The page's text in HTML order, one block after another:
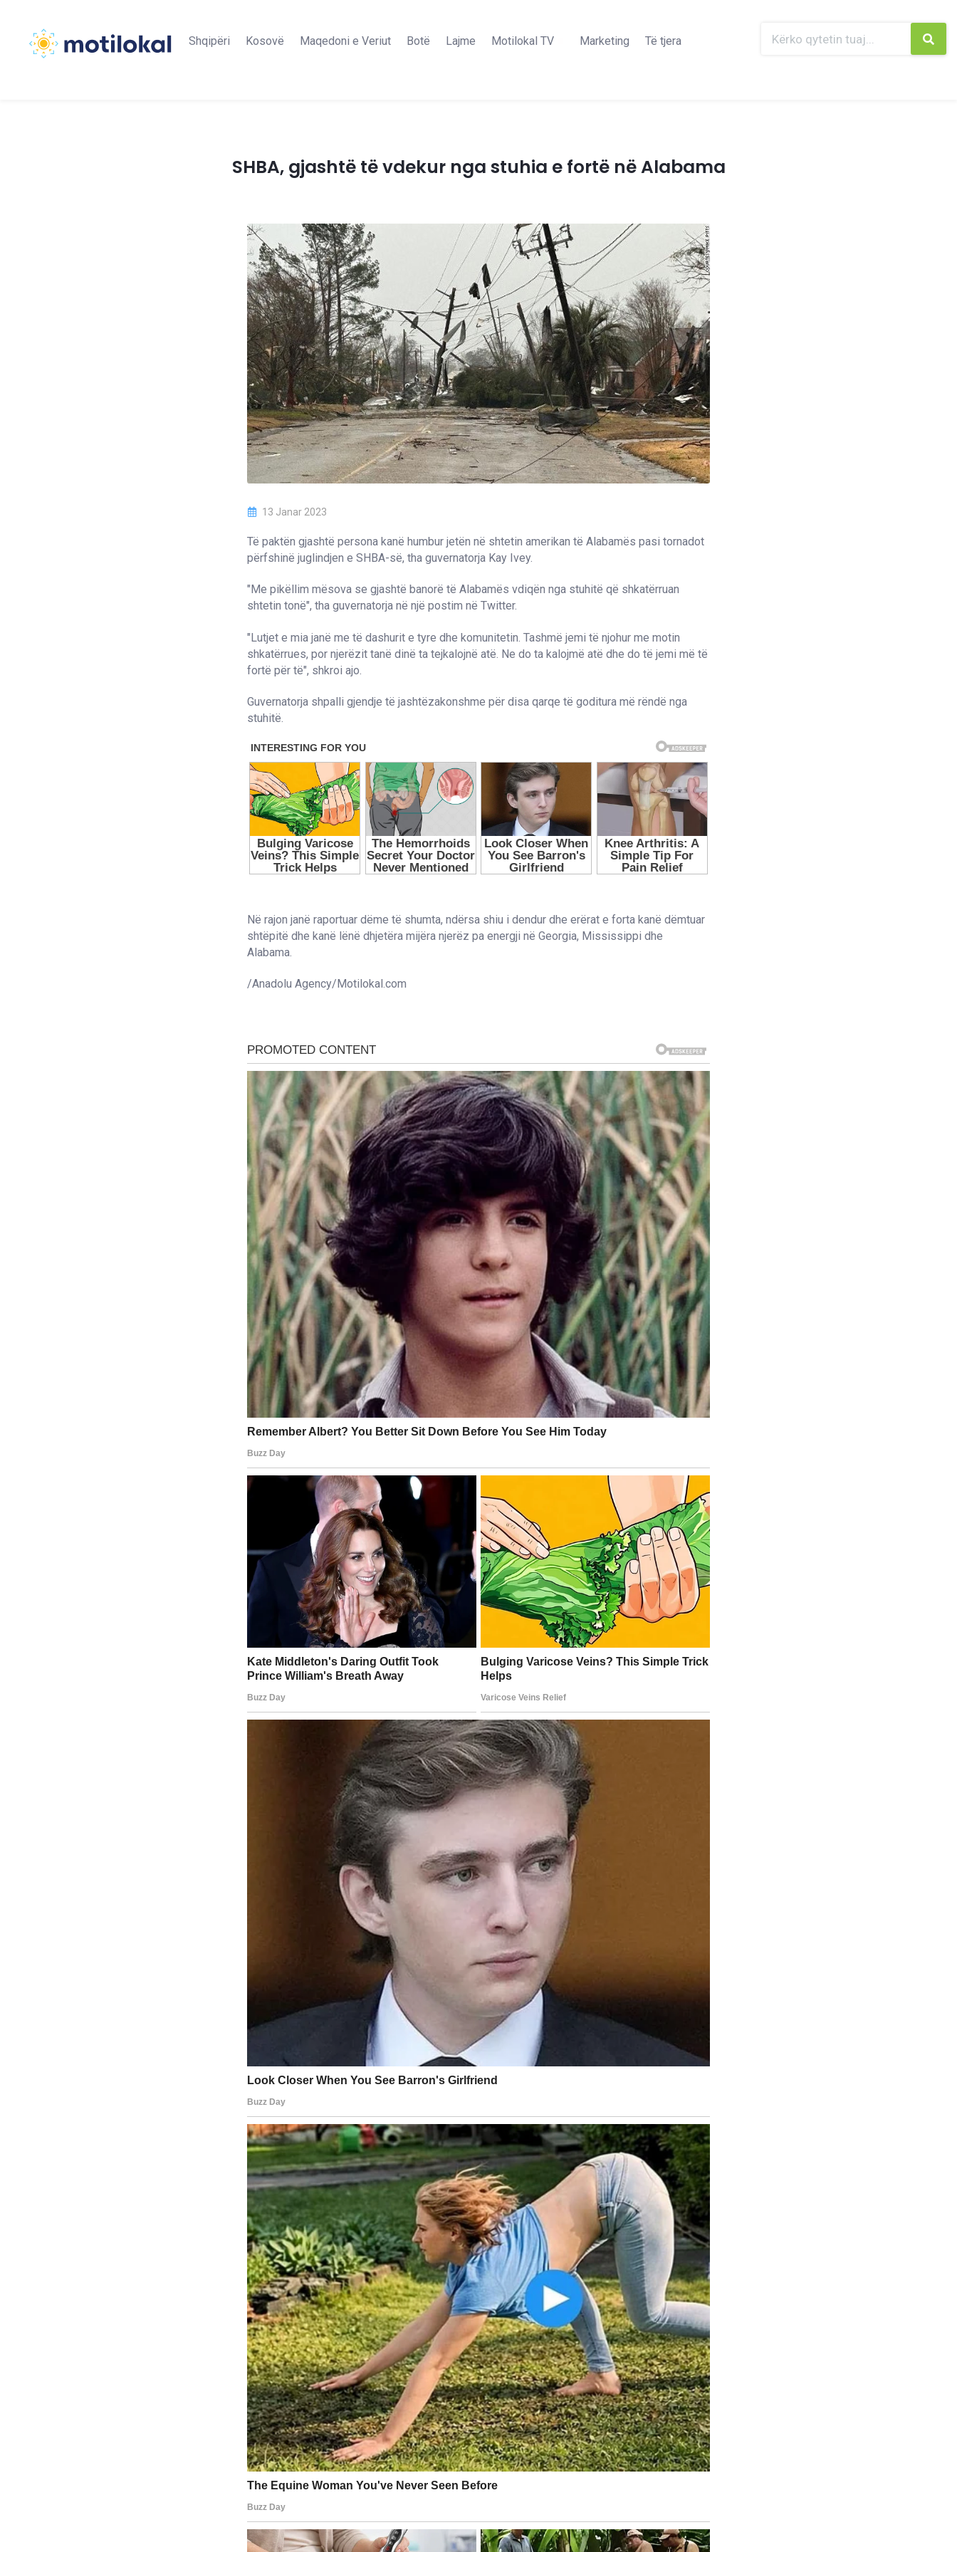
Shqipëri Kosovë Maqedoni e Veriut Botë Lajme Motilokal TV Marketing Të tjera
SHBA, gjashtë të vdekur nga stuhia e fortë në Alabama
13 Janar 2023
Të paktën gjashtë persona kanë humbur jetën në shtetin amerikan të Alabamës pasi tornadot
përfshinë juglindjen e SHBA-së, tha guvernatorja Kay Ivey.
"Me pikëllim mësova se gjashtë banorë të Alabamës vdiqën nga stuhitë që shkatërruan
shtetin tonë", tha guvernatorja në një postim në Twitter.
"Lutjet e mia janë me të dashurit e tyre dhe komunitetin. Tashmë jemi të njohur me motin
shkatërrues, por njerëzit tanë dinë ta tejkalojnë atë. Ne do ta kalojmë atë dhe do të jemi më të
fortë për të", shkroi ajo.
Guvernatorja shpalli gjendje të jashtëzakonshme për disa qarqe të goditura më rëndë nga
stuhitë.
Në rajon janë raportuar dëme të shumta, ndërsa shiu i dendur dhe erërat e forta kanë dëmtuar
shtëpitë dhe kanë lënë dhjetëra mijëra njerëz pa energji në Georgia, Mississippi dhe
Alabama.
/Anadolu Agency/Motilokal.com